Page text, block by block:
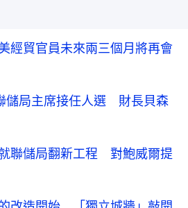
經貿官員未來兩三個月將再會
儲局主席接任人選 財長貝森
聯儲局翻新工程 對鮑威爾提